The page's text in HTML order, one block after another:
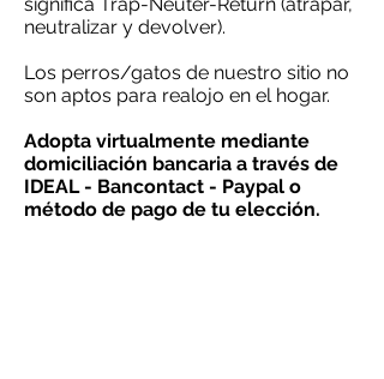
neutralizar y devolver).
Los perros/gatos de nuestro sitio no
son aptos para realojo en el hogar.
Adopta virtualmente mediante
domiciliación bancaria a través de
IDEAL - Bancontact - Paypal o
método de pago de tu elección.